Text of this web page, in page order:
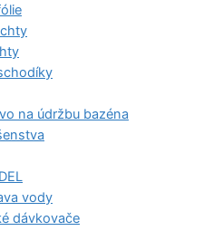
na údržbu bazéna
vody
dávkovače